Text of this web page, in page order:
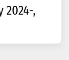
2024-,